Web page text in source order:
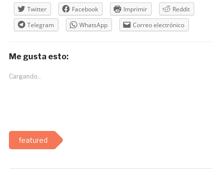
Twitter Facebook Imprimir
Reddit
Telegram
WhatsApp Correo electrónico
Me gusta esto:
Cargando...
featured